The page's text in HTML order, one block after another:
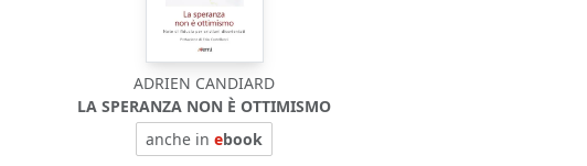
ADRIEN CANDIARD
LA SPERANZA NON È OTTIMISMO
anche inebook